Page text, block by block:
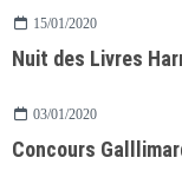
15/01/2020
Nuit des Livres
03/01/2020
Concours